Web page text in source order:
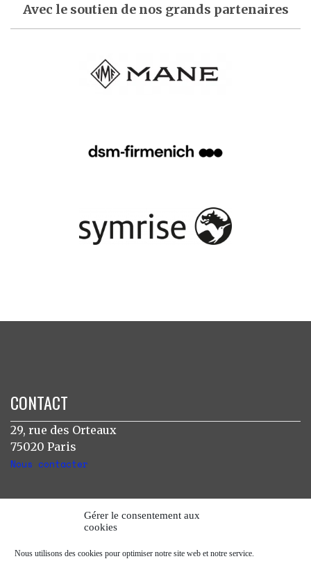
Gérer le consentement aux
cookies
Nous utilisons des cookies pour optimiser notre site web et notre service.
Avec le soutien de nos grands partenaires
CONTACT
29, rue des Orteaux
75020 Paris
Nous contacter
INSTAGRAM